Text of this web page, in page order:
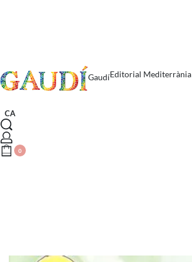
GaudíEditorial Mediterrània
CA
0